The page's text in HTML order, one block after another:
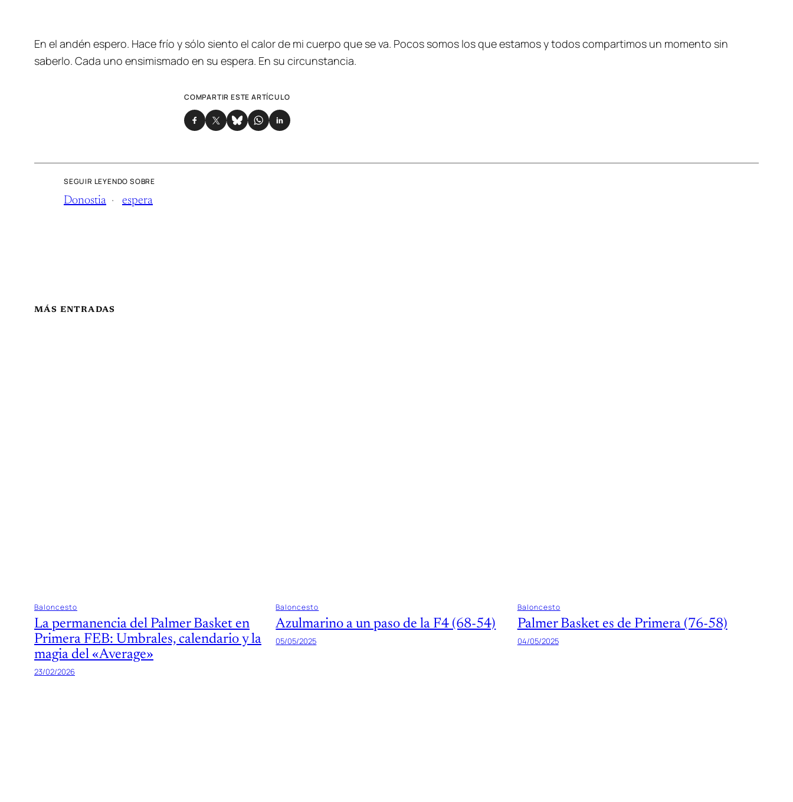
En el andén espero. Hace frío y sólo siento el calor de mi cuerpo que se va. Pocos somos los que estamos y todos compartimos un momento sin
saberlo. Cada uno ensimismado en su espera. En su circunstancia.
COMPARTIR ESTE ARTÍCULO
SEGUIR LEYENDO SOBRE
Donostia espera
MÁS ENTRADAS
Baloncesto
La permanencia del Palmer Basket en
Primera FEB: Umbrales, calendario y la
magia del «Average»
23/02/2026
Baloncesto
Azulmarino a un paso de la F4 (68-54)
05/05/2025
Baloncesto
Palmer Basket es de Primera (76-58)
04/05/2025